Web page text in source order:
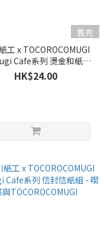
售完
工 x TOCOROCOMUGI
Cafe系列 燙金和紙貼
紙 - 馬卡龍
HK$24.00